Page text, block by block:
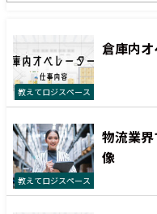
教えてロジスペース
倉庫内
教えてロジスペース
物流業
像